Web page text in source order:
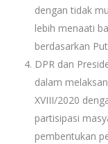
dengan tidak
lebih menaati
berdasarkan
DPR dan
dalam
XVIII/2020
partisipasi
pembentukan